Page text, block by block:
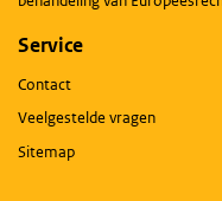
Service
Contact
Veelgestelde vragen
Sitemap